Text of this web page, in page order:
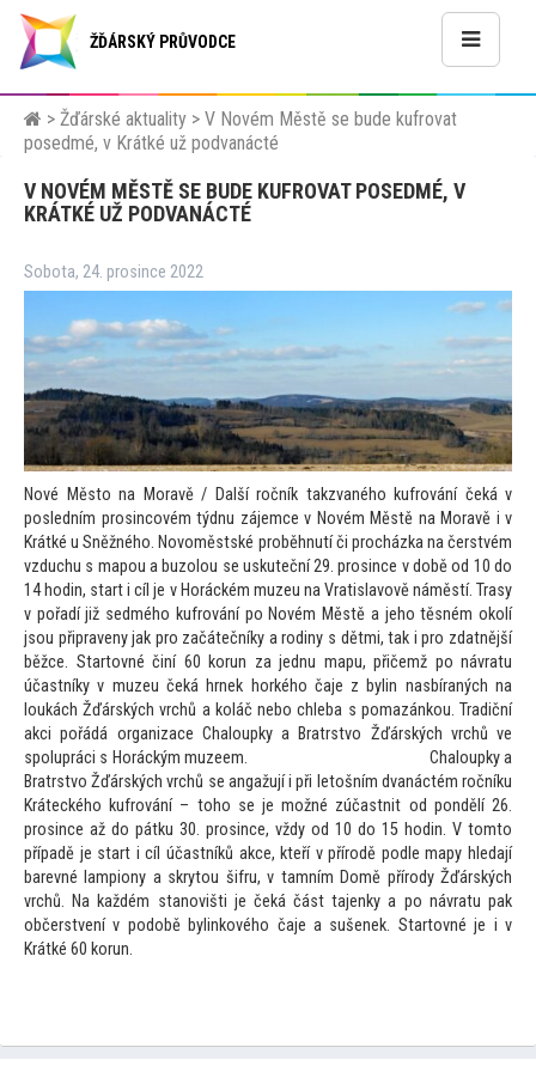
ŽĎÁRSKÝ PRŮVODCE
> Žďárské aktuality > V Novém Městě se bude kufrovat
posedmé, v Krátké už podvanácté
V NOVÉM MĚSTĚ SE BUDE KUFROVAT POSEDMÉ, V
KRÁTKÉ UŽ PODVANÁCTÉ
Sobota, 24. prosince 2022
Nové Město na Moravě / Další ročník takzvaného kufrování čeká v
posledním prosincovém týdnu zájemce v Novém Městě na Moravě i v
Krátké u Sněžného. Novoměstské proběhnutí či procházka na čerstvém
vzduchu s mapou a buzolou se uskuteční 29. prosince v době od 10 do
14 hodin, start i cíl je v Horáckém muzeu na Vratislavově náměstí. Trasy
v pořadí již sedmého kufrování po Novém Městě a jeho těsném okolí
jsou připraveny jak pro začátečníky a rodiny s dětmi, tak i pro zdatnější
běžce. Startovné činí 60 korun za jednu mapu, přičemž po návratu
účastníky v muzeu čeká hrnek horkého čaje z bylin nasbíraných na
loukách Žďárských vrchů a koláč nebo chleba s pomazánkou. Tradiční
akci pořádá organizace Chaloupky a Bratrstvo Žďárských vrchů ve
spolupráci s Horáckým muzeem. Chaloupky a
Bratrstvo Žďárských vrchů se angažují i při letošním dvanáctém ročníku
Kráteckého kufrování – toho se je možné zúčastnit od pondělí 26.
prosince až do pátku 30. prosince, vždy od 10 do 15 hodin. V tomto
případě je start i cíl účastníků akce, kteří v přírodě podle mapy hledají
barevné lampiony a skrytou šifru, v tamním Domě přírody Žďárských
vrchů. Na každém stanovišti je čeká část tajenky a po návratu pak
občerstvení v podobě bylinkového čaje a sušenek. Startovné je i v
Krátké 60 korun.